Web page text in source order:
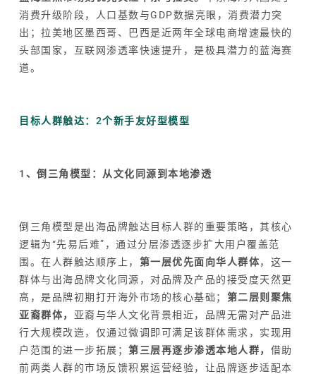
消费升级阶段，人口基数与GDP数据亮眼，消费潜力突
出；拉美地区墨西哥、巴西是近两年全球电商增速最快的
头部国家，互联网渗透率快速提升，是极具潜力的蓝海赛
道。
目标人群触达：2个新手友好型模型
1、倒三角模型：从文化同源到本地渗透
倒三角模型是出海品牌触达目标人群的重要策略，其核心
逻辑为“先易后难”，通过分层渗透逐步扩大用户覆盖范
围。在人群触达顺序上， 第一层优先面向华人群体，这一
群体与出海品牌文化同源，对品牌及产品的接受度天然更
高，是品牌初期打开海外市场的核心基础； 第二层则聚焦
亚裔群体， 亚裔与华人文化背景相近，品牌无需对产品进
行大规模改造，仅通过微调即可满足该群体需求，实现用
户范围的进一步拓展； 第三层再逐步渗透本地人群， 借助
前两类人群的市场反馈积累运营经验，让品牌逐步适配本